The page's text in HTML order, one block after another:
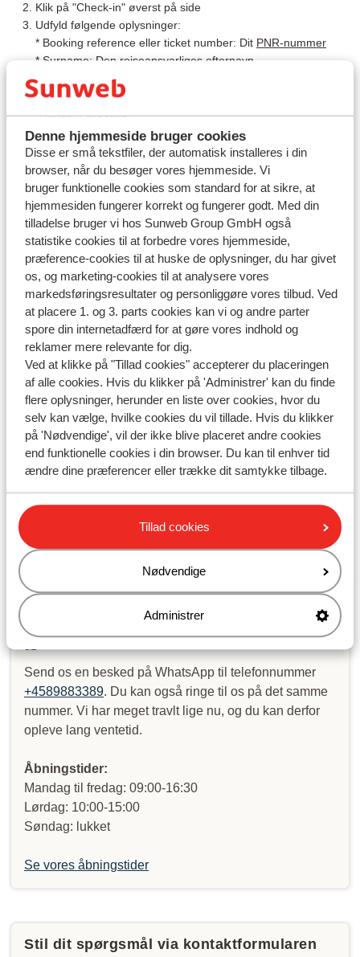
Denne hjemmeside bruger cookies
Disse er små tekstfiler, der automatisk installeres i din
browser, når du besøger vores hjemmeside. Vi
bruger funktionelle cookies som standard for at sikre, at
hjemmesiden fungerer korrekt og fungerer godt. Med din
tilladelse bruger vi hos Sunweb Group GmbH også
statistike cookies til at forbedre vores hjemmeside,
præference-cookies til at huske de oplysninger, du har givet
os, og marketing-cookies til at analysere vores
markedsføringsresultater og personliggøre vores tilbud. Ved
at placere 1. og 3. parts cookies kan vi og andre parter
spore din internetadfærd for at gøre vores indhold og
reklamer mere relevante for dig.
Ved at klikke på "Tillad cookies" accepterer du placeringen
af alle cookies. Hvis du klikker på 'Administrer' kan du finde
flere oplysninger, herunder en liste over cookies, hvor du
selv kan vælge, hvilke cookies du vil tillade. Hvis du klikker
på 'Nødvendige', vil der ikke blive placeret andre cookies
end funktionelle cookies i din browser. Du kan til enhver tid
ændre dine præferencer eller trække dit samtykke tilbage.
Tillad cookies
Nødvendige
Administrer
Klik på "Check-in" øverst på side
Udfyld følgende oplysninger:
* Booking reference eller ticket number: Dit PNR-nummer
* Surname: Den rejseansvarliges efternavn
Klik på "Continue"
Du kan nu vælge sæder, hvis det ønskes. Ellers kan du vælge
"Random allocation"
Vælg "Check in"
Udfyld passageroplysninger
Når du har bekræftet oplysningerne, modtager du
boardingpas
Spørgsmål om det samme emne
Hvordan kan jeg checke ind?
Air Cairo - Kan jeg checke ind online?
Air Seven - Kan jeg checke ind online?
Relaterede spørgsmål
Vueling - Kan jeg checke ind online?
Norwegian - Kan jeg checke ind online?
SunExpress - Kan jeg checke ind online?
Pegasus - Kan jeg checke ind online?
Har du fundet svaret?
Skriv til os på WhatsApp!
Send os en besked på WhatsApp til telefonnummer
+4589883389. Du kan også ringe til os på det samme
nummer. Vi har meget travlt lige nu, og du kan derfor
opleve lang ventetid.
Åbningstider:
Mandag til fredag: 09:00-16:30
Lørdag: 10:00-15:00
Søndag: lukket
Se vores åbningstider
Stil dit spørgsmål via kontaktformularen